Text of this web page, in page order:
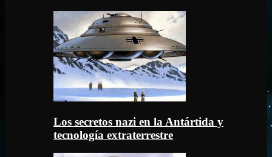
Los secretos nazi en la Antártida y
tecnología extraterrestre